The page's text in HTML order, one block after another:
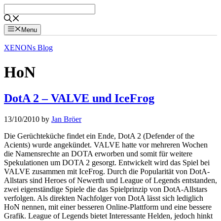
to
content
Menu
XENONs Blog
HoN
DotA 2 – VALVE und IceFrog
13/10/2010 by Jan Bröer
Die Gerüchteküche findet ein Ende, DotA 2 (Defender of the
Acients) wurde angekündet. VALVE hatte vor mehreren Wochen
die Namensrechte an DOTA erworben und somit für weitere
Spekulationen um DOTA 2 gesorgt. Entwickelt wird das Spiel bei
VALVE zusammen mit IceFrog. Durch die Popularität von DotA-
Allstars sind Heroes of Newerth und League of Legends entstanden,
zwei eigenständige Spiele die das Spielprinzip von DotA-Allstars
verfolgen. Als direkten Nachfolger von DotA lässt sich lediglich
HoN nennen, mit einer besseren Online-Plattform und eine bessere
Grafik. League of Legends bietet Interessante Helden, jedoch hinkt